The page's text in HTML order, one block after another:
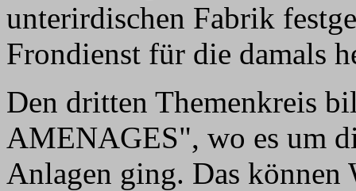
unterirdischen Fabrik
Frondienst für die damals
Den dritten Themenkreis
AMENAGES", wo es um
Anlagen ging. Das können